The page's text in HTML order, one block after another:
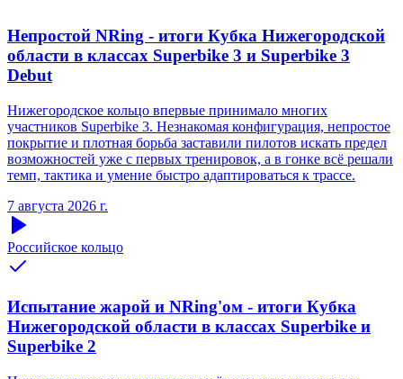
Непростой NRing - итоги Кубка Нижегородской
области в классах Superbike 3 и Superbike 3
Debut
Нижегородское кольцо впервые принимало многих
участников Superbike 3. Незнакомая конфигурация, непростое
покрытие и плотная борьба заставили пилотов искать предел
возможностей уже с первых тренировок, а в гонке всё решали
темп, тактика и умение быстро адаптироваться к трассе.
7 августа 2026 г.
Российское кольцо
Испытание жарой и NRing'ом - итоги Кубка
Нижегородской области в классах Superbike и
Superbike 2